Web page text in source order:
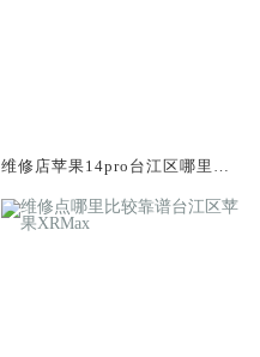
维修店苹果14pro台江区哪里比